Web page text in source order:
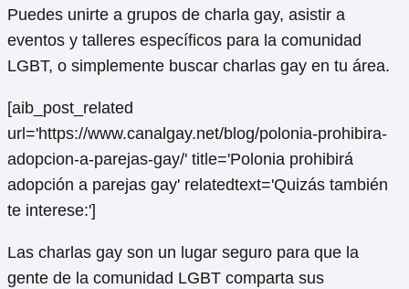
Puedes unirte a grupos de charla gay, asistir a
eventos y talleres específicos para la comunidad
LGBT, o simplemente buscar charlas gay en tu área.
[aib_post_related
url='https://www.canalgay.net/blog/polonia-prohibira-
adopcion-a-parejas-gay/' title='Polonia prohibirá
adopción a parejas gay' relatedtext='Quizás también
te interese:']
Las charlas gay son un lugar seguro para que la
gente de la comunidad LGBT comparta sus